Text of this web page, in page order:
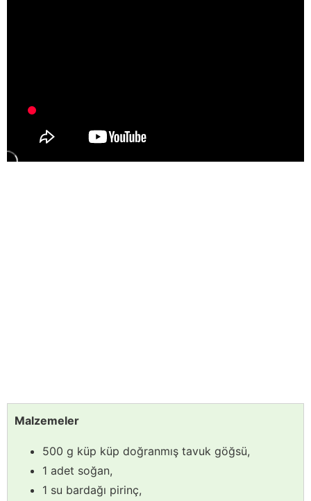
Malzemeler
500 g küp küp doğranmış tavuk göğsü,
1 adet soğan,
1 su bardağı pirinç,